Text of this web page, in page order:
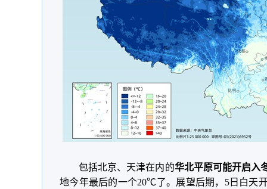
包括北京、天津在内的华北平原可能开启入
地今年最后的一个20℃了。展望后期，5日白天